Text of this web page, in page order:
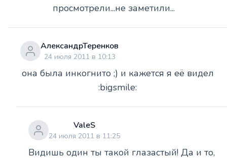
просмотрели...не заметили...
АлександрТеренков
24 июля 2011 в 10:13
она была инкогнито ;) и кажется я её видел
:bigsmile:
ValeS
24 июля 2011 в 11:25
Видишь один ты такой глазастый! Да и то,